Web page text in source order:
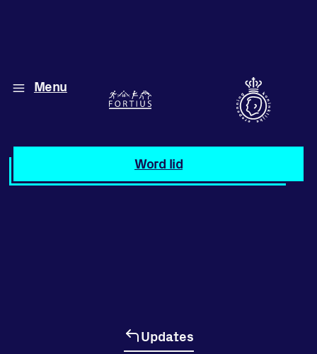
Menu
Word lid
Diverse disciplines
onder één dak
Atletiek
Updates